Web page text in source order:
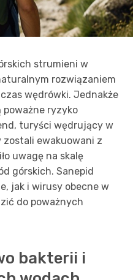
strumieni w
rozwiązaniem
wędrówki. Jednakże
poważne ryzyko
turyści wędrujący w
zostali ewakuowani z
uwagę na skalę
górskich. Sanepid
jak i wirusy obecne w
do poważnych
bakterii i